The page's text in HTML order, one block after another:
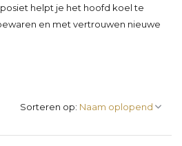
helpt je het hoofd koel te
en met vertrouwen nieuwe
Sorteren op: